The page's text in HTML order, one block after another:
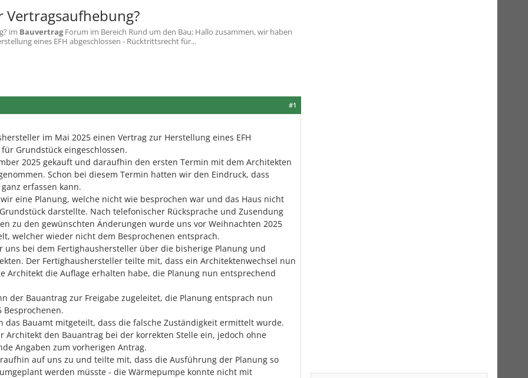
im Bauvertrag Forum im Bereich Rund um den Bau; Hallo zusammen, wir haben
eines EFH abgeschlossen - Rücktrittsrecht für...
#1
im Mai 2025 einen Vertrag zur Herstellung eines EFH
Grundstück eingeschlossen.
2025 gekauft und daraufhin den ersten Termin mit dem Architekten
Schon bei diesem Termin hatten wir den Eindruck, dass
erfassen kann.
eine Planung, welche nicht wie besprochen war und das Haus nicht
darstellte. Nach telefonischer Rücksprache und Zusendung
zu den gewünschten Änderungen wurde uns vor Weihnachten 2025
welcher wieder nicht dem Besprochenen entsprach.
uns bei dem Fertighaushersteller über die bisherige Planung und
Der Fertighaushersteller teilte mit, dass ein Architektenwechsel nun
Architekt die Auflage erhalten habe, die Planung nun entsprechend
der Bauantrag zur Freigabe zugeleitet, die Planung entsprach nun
Besprochenen.
das Bauamt mitgeteilt, dass die falsche Zuständigkeit ermittelt wurde.
Architekt den Bauantrag bei der korrekten Stelle ein, jedoch ohne
Angaben zum vorherigen Antrag.
auf uns zu und teilte mit, dass die Ausführung der Planung so
werden müsste - die Wärmepumpe konnte nicht mit